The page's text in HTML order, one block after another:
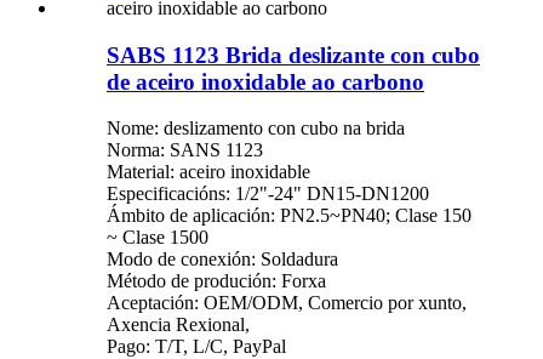
SABS 1123 Brida deslizante con cubo
de aceiro inoxidable ao carbono
Nome: deslizamento con cubo na brida
Norma: SANS 1123
Material: aceiro inoxidable
Especificacións: 1/2"-24" DN15-DN1200
Ámbito de aplicación: PN2.5~PN40; Clase 150
~ Clase 1500
Modo de conexión: Soldadura
Método de produción: Forxa
Aceptación: OEM/ODM, Comercio por xunto,
Axencia Rexional,
Pago: T/T, L/C, PayPal